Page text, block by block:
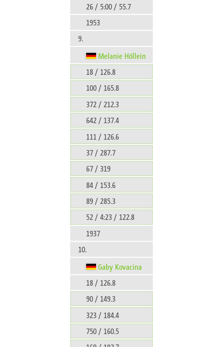
26 / 5:00 / 55.7
1953
9.
Melanie Höllein
18 / 126.8
100 / 165.8
372 / 212.3
642 / 137.4
111 / 126.6
37 / 287.7
67 / 319
84 / 153.6
89 / 285.3
52 / 4:23 / 122.8
1937
10.
Gaby Kovacina
18 / 126.8
90 / 149.3
323 / 184.4
750 / 160.5